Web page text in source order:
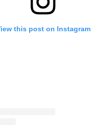
this post on Instagram